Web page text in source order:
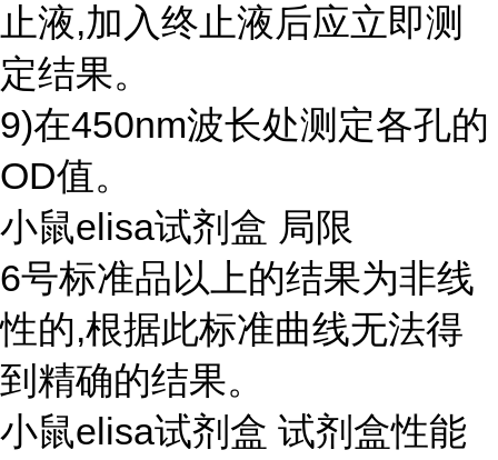
止液,加入终止液后应立即测
定结果。
9)在450nm波长处测定各孔的
OD值。
小鼠elisa试剂盒 局限
6号标准品以上的结果为非线
性的,根据此标准曲线无法得
到精确的结果。
小鼠elisa试剂盒 试剂盒性能